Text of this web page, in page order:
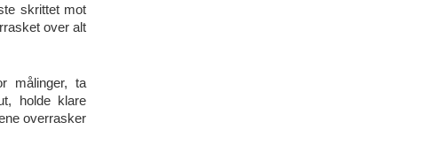
skrittet mot
over alt
målinger, ta
holde klare
overrasker